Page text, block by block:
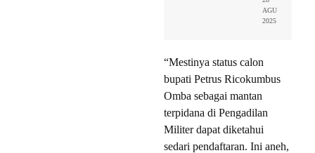
AGU
2025
“Mestinya status calon
bupati Petrus Ricokumbus
Omba sebagai mantan
terpidana di Pengadilan
Militer dapat diketahui
sedari pendaftaran. Ini aneh,